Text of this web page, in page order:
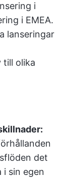
i
i EMEA.
lanseringar
till olika
det
sin egen